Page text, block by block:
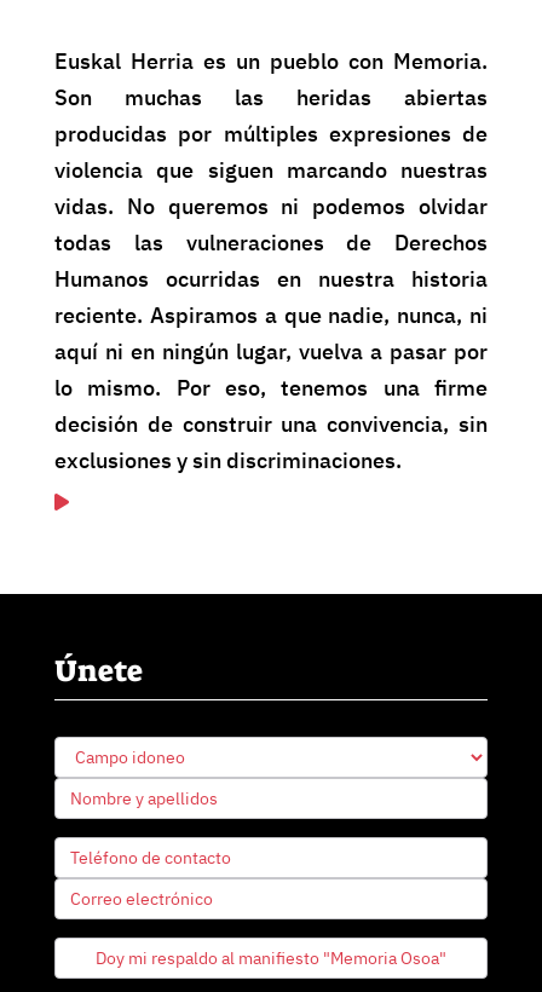
Euskal Herria es un pueblo con Memoria.
Son muchas las heridas abiertas
producidas por múltiples expresiones de
violencia que siguen marcando nuestras
vidas. No queremos ni podemos olvidar
todas las vulneraciones de Derechos
Humanos ocurridas en nuestra historia
reciente. Aspiramos a que nadie, nunca, ni
aquí ni en ningún lugar, vuelva a pasar por
lo mismo. Por eso, tenemos una firme
decisión de construir una convivencia, sin
exclusiones y sin discriminaciones.
Únete
Doy mi respaldo al manifiesto "Memoria Osoa"